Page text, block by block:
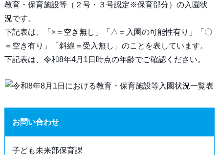
教育・保育施設等（２号・３号認定※保育部分）の入園状
況です。
下記表は、「×＝空き無し」「△＝入園の可能性有り」「〇
＝空き有り」「斜線＝受入無し」のことを表しています。
下記表は、令和8年4月1日時点の年齢でご確認ください。
お問い合わせ
子ども未来部保育課